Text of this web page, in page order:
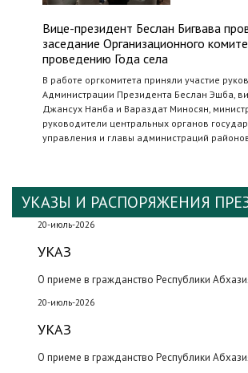
Вице-президент Беслан Бигвава
заседание Организационного
проведению Года села
В работе оргкомитета приняли участие
Администрации Президента Беслан Эшба,
Джансух Нанба и Вараздат Миносян,
руководители центральных органов
управления и главы администраций
УКАЗЫ И РАСПОРЯЖЕНИЯ
20-июль-2026
УКАЗ
О приеме в гражданство Республики
20-июль-2026
УКАЗ
О приеме в гражданство Республики